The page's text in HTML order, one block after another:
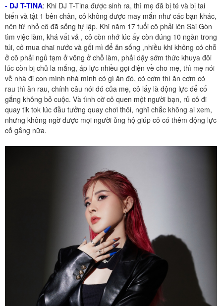
- DJ T-TINA: Khi DJ T-Tina được sinh ra, thì mẹ đã bị té và bị tai
biến và tật 1 bên chân, cô không được may mắn như các bạn khác,
nên từ nhỏ cô đã sống tự lập. Khi năm 17 tuổi cô phải lên Sài Gòn
tìm việc làm, khá vất vả , cô còn nhớ lúc ấy còn đúng 10 ngàn trong
túi, cô mua chai nước và gối mì để ăn sống ,nhiều khi không có chỗ
ở cô phải ngủ tạm ở võng ở chỗ làm, phải dậy sớm thức khuya đôi
lúc còn bị chủ la mắng, áp lực nhiều gọi điện về cho mẹ, thì mẹ nói
về nhà đi con mình nhà mình có gì ăn đó, có cơm thì ăn cơm có
rau thì ăn rau, chính câu nói đó của mẹ, cô lấy là động lực để cố
gắng không bỏ cuộc. Và tình cờ cô quen một người bạn, rủ cô đi
quay tik tok lúc đầu tưởng quay chơi thôi, nghĩ chắc không ai xem,
nhưng không ngờ được mọi người ủng hộ giúp cô có thêm động lực
cố gắng nữa.